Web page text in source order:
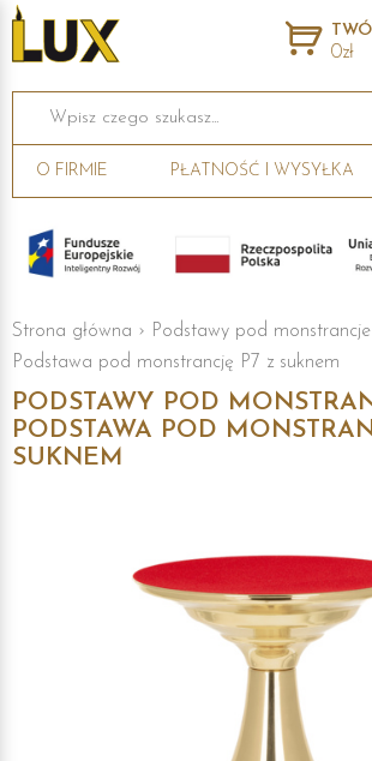
0zł
Wpisz czego szukasz...
O FIRMIE PŁATNOŚĆ I WYSYŁKA
Strona główna › Podstawy pod monstrancje
Podstawa pod monstrancję P7 z suknem
PODSTAWY POD
PODSTAWA POD
SUKNEM